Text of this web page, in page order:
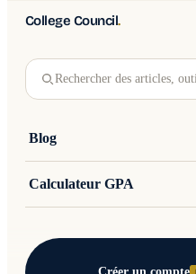
College Council.
Rechercher des articles,
Blog
Calculateur GPA
français.
Written byJakub Andre
Updated 25 April